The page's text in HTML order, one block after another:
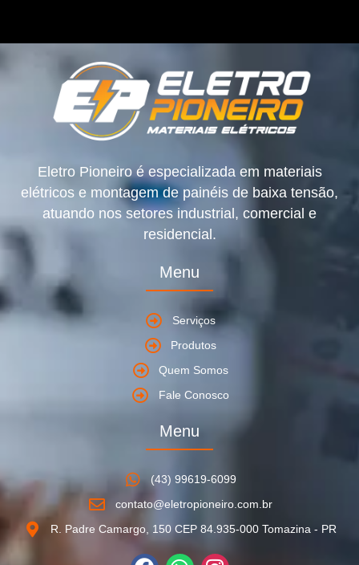
Eletro Pioneiro é especializada em materiais
elétricos e montagem de painéis de baixa tensão,
atuando nos setores industrial, comercial e
residencial.
Menu
Serviços
Produtos
Quem Somos
Fale Conosco
Menu
(43) 99619-6099
contato@eletropioneiro.com.br
R. Padre Camargo, 150 CEP 84.935-000 Tomazina - PR